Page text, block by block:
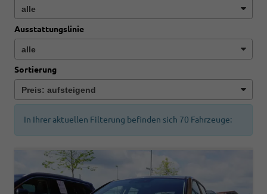
Ausstattungslinie
Sortierung
In Ihrer aktuellen Filterung befinden sich 70 Fahrzeuge: